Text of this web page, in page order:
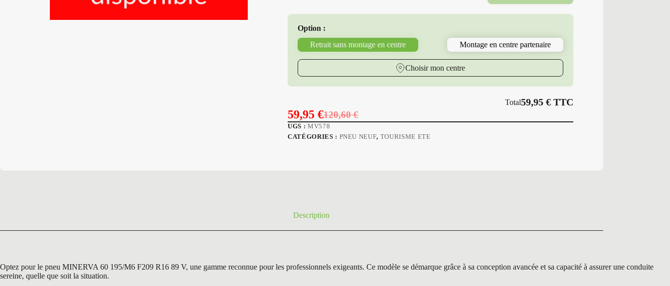
Pneus
Neufs
89
V
Option :
Retrait sans montage en centre
Montage en centre partenaire
Choisir mon centre
Total59,95 €TTC
120,60€
Le
prix
59,95€Le
prix
UGS : MV578
CATÉGORIES : PNEU NEUF, TOURISME ETE
Description
Optez pour le pneu MINERVA 60 195/M6 F209 R16 89 V, une gamme reconnue pour les professionnels exigeants. Ce modèle se démarque grâce à sa conception avancée et sa capacité à assurer une conduite
sereine, quelle que soit la situation.